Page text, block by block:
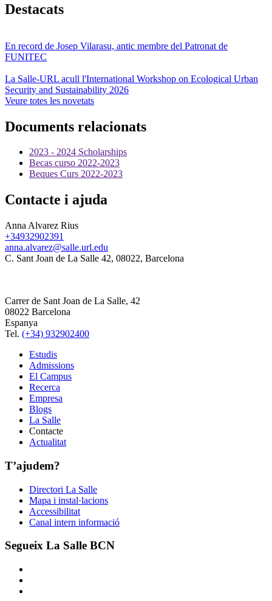
Destacats
En record de Josep Vilarasu, antic membre del Patronat de
FUNITEC
La Salle-URL acull l'International Workshop on Ecological Urban
Security and Sustainability 2026
Veure totes les novetats
Documents relacionats
2023 - 2024 Scholarships
Becas curso 2022-2023
Beques Curs 2022-2023
Contacte i ajuda
Anna Alvarez Rius
+34932902391
anna.alvarez@salle.url.edu
C. Sant Joan de La Salle 42, 08022, Barcelona
Carrer de Sant Joan de La Salle, 42
08022 Barcelona
Espanya
Tel. (+34) 932902400
Estudis
Admissions
El Campus
Recerca
Empresa
Blogs
La Salle
Contacte
Actualitat
T’ajudem?
Directori La Salle
Mapa i instal·lacions
Accessibilitat
Canal intern informació
Segueix La Salle BCN